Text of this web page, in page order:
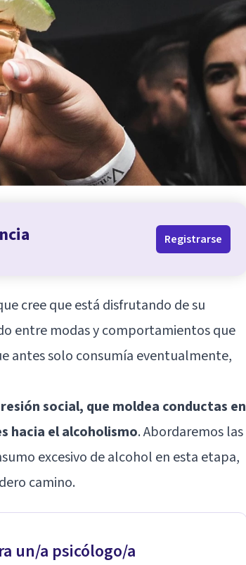
Registrarse
cree que está disfrutando de su
entre modas y comportamientos que
antes solo consumía eventualmente,
social, que moldea conductas en
hacia el alcoholismo. Abordaremos las
excesivo de alcohol en esta etapa,
camino.
un/a psicólogo/a